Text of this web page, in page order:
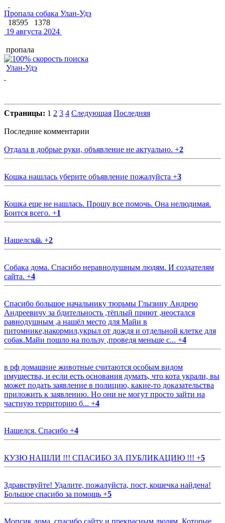
Пропала собака Улан-Удэ
18595
1378
19 августа 2024
пропала
Улан-Удэ
Страницы: 1 2 3 4 Следующая Последняя
Последние комментарии
Отдала в добрые руки, объявление не актуально. +2
Кошка нашлась уберите объявление пожалуйста +3
Кошка еще не нашлась. Прошу все помочь. Она нелюдимая.
Боится всего. +1
Нашелся🙏 +2
Собака дома. Спасибо неравнодушным людям. И создателям
сайта. +4
Спасибо большое начальнику тюрьмы Глызину Андрею
Андреевичу за бдительность ,тёплый приют ,неостался
равнодушным ,а нашёл место для Майи в
питомнике,накормил,укрыл от дождя и отдельной клетке для
собак.Майи пошло на пользу ,проведя меньше с... +4
в рф домашние животные считаются особым видом
имущества, и если есть основания думать, что кота украли, вы
может подать заявление в полицию, какие-то доказательства
приложить к заявлению. Но они не могут просто зайти на
частную территорию б... +4
Нашелся. Спасибо +4
КУЗЮ НАШЛИ !!! СПАСИБО ЗА ПУБЛИКАЦИЮ !!! +5
Здравствуйте! Удалите, пожалуйста, пост, кошечка найдена!
Большое спасибо за помощь +5
Мопсик дома, спасибо сайту и прекрасным людям. Которые